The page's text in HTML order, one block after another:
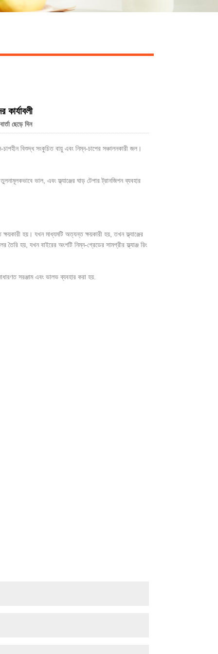
কার্যাবলী
ছেড়ে দিন
বিশুদ্ধ সংকুচিত বায়ু এবং নিম্ন-চাপের সঞ্চালনকারী জল।
ভাল, এবং ফ্ল্যাঞ্জের ঘাড় টেপার ট্রানজিশন ব্যবহার
হয়। যখন মাধ্যমটি অত্যন্ত ক্ষয়কারী হয়, তখন ফ্ল্যাঞ্জের
তৈরি হয়, যখন বাইরের অংশটি নিম্ন-গ্রেডের সামগ্রীর ফ্ল্যাঞ্জ রিং
সরঞ্জাম এবং ভালভ ব্যবহার করা হয়.